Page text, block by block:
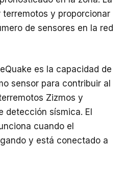
y proporcionar
de sensores en la red
es la capacidad de
sensor para contribuir al
Zizmos y
detección sísmica. El
cuando el
y está conectado a